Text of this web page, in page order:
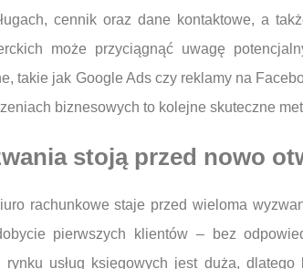
cennik oraz dane kontaktowe, a
może przyciągnąć uwagę
takie jak Google Ads czy reklamy na
biznesowych to kolejne skuteczne
stoją przed nowo
rachunkowe staje przed wieloma
pierwszych klientów – bez
rynku usług księgowych jest duża,